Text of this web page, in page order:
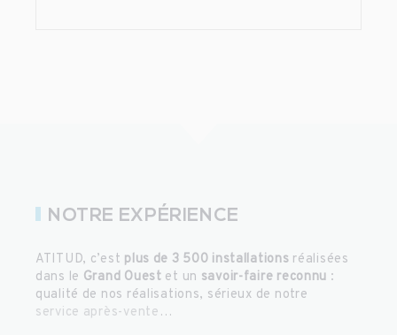
NOTRE EXPÉRIENCE
ATITUD, c’est plus de 3 500 installations réalisées
dans le Grand Ouest et un savoir-faire reconnu :
qualité de nos réalisations, sérieux de notre
service après-vente …